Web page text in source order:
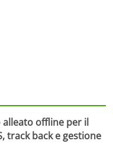
alleato offline per il
track back e gestione